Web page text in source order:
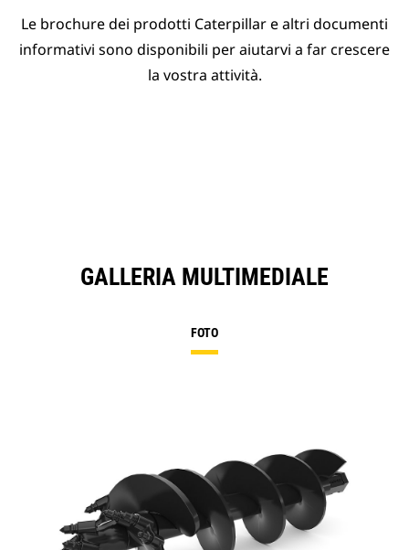
Le brochure dei prodotti Caterpillar e altri documenti
informativi sono disponibili per aiutarvi a far crescere
la vostra attività.
GALLERIA MULTIMEDIALE
FOTO